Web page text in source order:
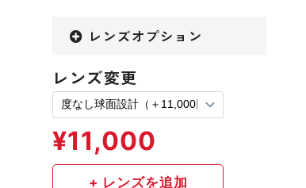
レンズオプション
レンズ変更